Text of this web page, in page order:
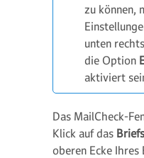
zu können,
unten
die Option
aktiviert
Das MailCheck-
Klick auf das
oberen Ecke